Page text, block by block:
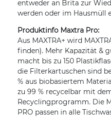
entweder an Brita zur
werden oder im Hausmüll
Produktinfo Maxtra Pro:
Aus MAXTRA+ wird
finden). Mehr Kapazität &
macht bis zu 150
die Filterkartuschen sind
% aus biobasiertem
zu 99 % recycelbar mit
Recyclingprogramm. Die
PRO passen in alle